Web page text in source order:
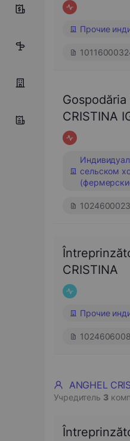
Прочие
Gospodăria
CRISTINA
сельском
CRISTINA
Прочие
ANGHEL
Учредитель 3